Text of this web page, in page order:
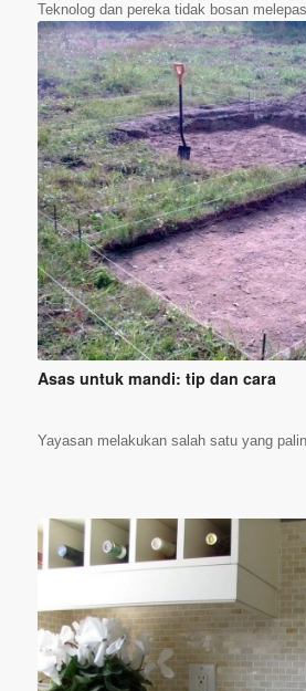
Teknolog dan pereka tidak bosan
Asas untuk mandi: tip dan cara
Yayasan melakukan salah satu yang